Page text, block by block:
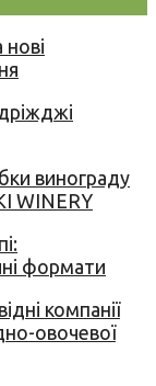
винограду
WINERY
формати
компанії
овочевої